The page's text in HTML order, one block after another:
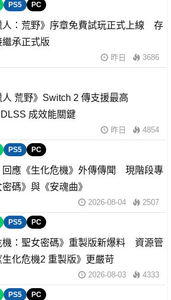
PS5 PC
人：荒野》序章免費試玩正式上線 存
承正式版
昨日 3686
人 荒野》Switch 2 傳支援最高
成效能關鍵
昨日 4854
PS5 PC
回應《生化危機》外傳傳聞 現階段專
碼》與《安魂曲》
2026-08-04 2507
PS5 PC
機：聖女密碼》重製版新爆料 資源管
化危機2 重製版》更嚴苛
2026-08-03 4333
PS5 PC